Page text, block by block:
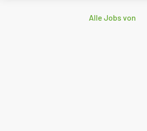
Alle Jobs von